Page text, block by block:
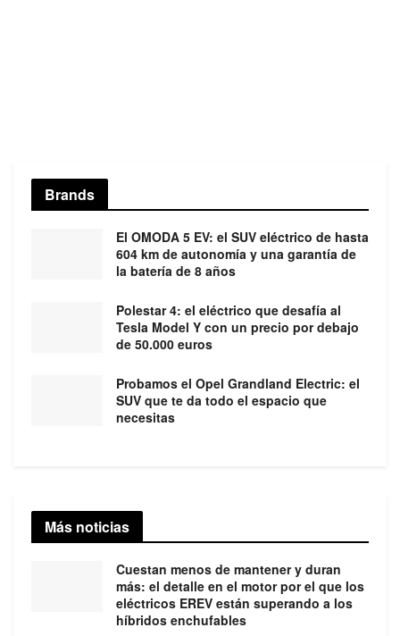
Brands
El OMODA 5 EV: el SUV eléctrico de hasta
604 km de autonomía y una garantía de
la batería de 8 años
Polestar 4: el eléctrico que desafía al
Tesla Model Y con un precio por debajo
de 50.000 euros
Probamos el Opel Grandland Electric: el
SUV que te da todo el espacio que
necesitas
Más noticias
Cuestan menos de mantener y duran
más: el detalle en el motor por el que los
eléctricos EREV están superando a los
híbridos enchufables